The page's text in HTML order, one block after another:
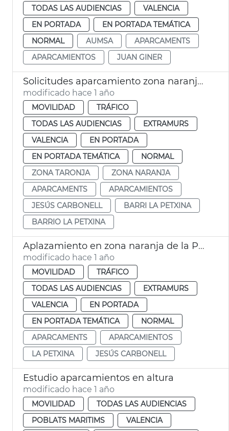
TODAS LAS AUDIENCIAS
VALENCIA
EN PORTADA
EN PORTADA TEMÁTICA
NORMAL
AUMSA
APARCAMENTS
APARCAMIENTOS
JUAN GINER
Solicitudes aparcamiento zona naranja La Petxina. València
modificado hace 1 año
MOVILIDAD
TRÁFICO
TODAS LAS AUDIENCIAS
EXTRAMURS
VALENCIA
EN PORTADA
EN PORTADA TEMÁTICA
NORMAL
ZONA TARONJA
ZONA NARANJA
APARCAMENTS
APARCAMIENTOS
JESÚS CARBONELL
BARRI LA PETXINA
BARRIO LA PETXINA
Aplazamiento en zona naranja de la Petxina València
modificado hace 1 año
MOVILIDAD
TRÁFICO
TODAS LAS AUDIENCIAS
EXTRAMURS
VALENCIA
EN PORTADA
EN PORTADA TEMÁTICA
NORMAL
APARCAMENTS
APARCAMIENTOS
LA PETXINA
JESÚS CARBONELL
Estudio aparcamientos en altura
modificado hace 1 año
MOVILIDAD
TODAS LAS AUDIENCIAS
POBLATS MARITIMS
VALENCIA